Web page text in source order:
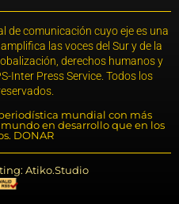
de comunicación cuyo eje es una
las voces del Sur y de la
derechos humanos y
Inter Press Service. Todos los
mundial con más
en desarrollo que en los
DONAR
Atiko.Studio